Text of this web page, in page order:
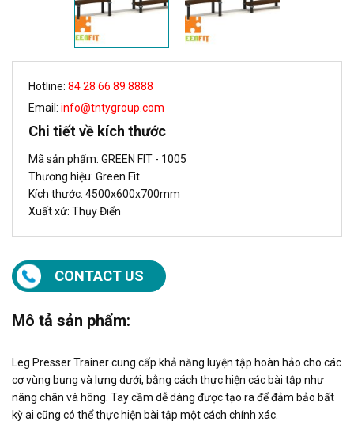
Hotline: 84 28 66 89 8888
Email: info@tntygroup.com
Chi tiết về kích thước
Mã sản phẩm: GREEN FIT - 1005
Thương hiệu: Green Fit
Kích thước: 4500x600x700mm
Xuất xứ: Thụy Điển
CONTACT US
Mô tả sản phẩm:
Leg Presser Trainer cung cấp khả năng luyện tập hoàn hảo cho các
cơ vùng bụng và lưng dưới, bằng cách thực hiện các bài tập như
nâng chân và hông. Tay cầm dễ dàng được tạo ra để đảm bảo bất
kỳ ai cũng có thể thực hiện bài tập một cách chính xác.